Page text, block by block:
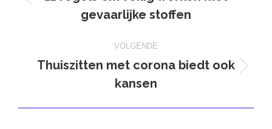
Vorig
bericht
gevaarlijke stoffen
VOLGENDE
bericht
Thuiszitten met corona biedt ook
kansen